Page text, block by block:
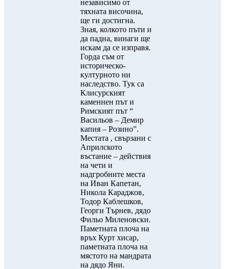
независимо от
тяхната височина,
ще ги достигна.
Зная, колкото пъти и
да падна, винаги ще
искам да се изправя.
Горда съм от
историческо-
културното ни
наследство. Тук са
Клисурският
каменнен път и
Римският път “
Васильов – Демир
капия – Розино”.
Местата , свързани с
Априлското
въстание – действия
на чети и
надгробните места
на Иван Капетан,
Никола Караджов,
Тодор Каблешков,
Георги Търнев, дядо
Фильо Миленовски.
Паметната плоча на
връх Курт хисар,
паметната плоча на
мястото на мандрата
на дядо Яни.